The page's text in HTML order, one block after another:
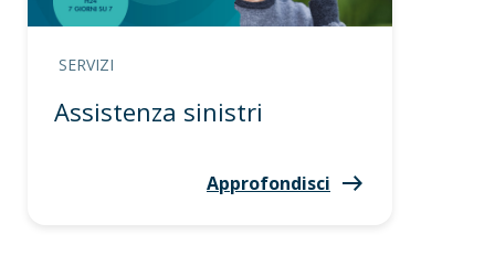
SERVIZI
Assistenza sinistri
Approfondisci